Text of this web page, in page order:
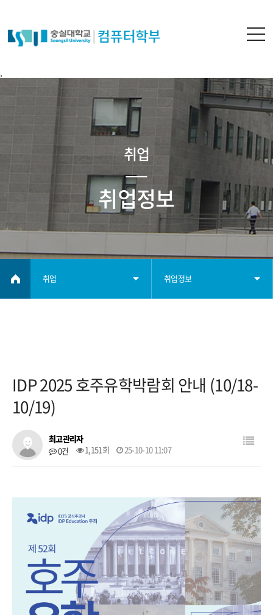
,
취업
취업정보
취업
학부자료
대학원
취업
취업정보
IDP 2025 호주유학박람회 안내 (10/18-
10/19)
최고관리자
0건
1,151회 25-10-10 11:07